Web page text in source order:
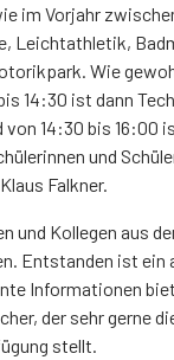
im Vorjahr
Leichtathletik,
Wie
14:30 ist dann
14:30 bis 16:00
und
Falkner.
und Kollegen aus
Entstanden ist
Informationen
der sehr gerne
stellt.